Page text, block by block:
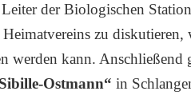
der Biologischen
zu diskutieren,
werden kann. Anschließend
Ostmann“ in